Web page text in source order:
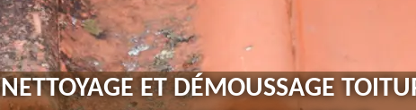
ET DÉMOUSSAGE